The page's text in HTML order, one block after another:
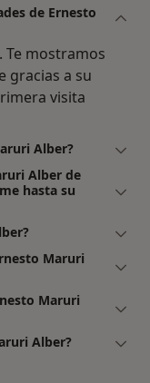
de Ernesto
Te mostramos
gracias a su
visita
Alber?
Alber de
hasta su
Maruri
Maruri
Alber?